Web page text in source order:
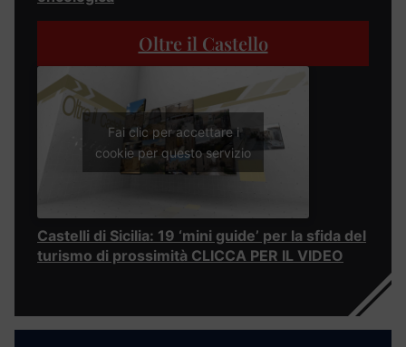
Oltre il Castello
Fai clic per accettare i
cookie per questo servizio
Castelli di Sicilia: 19 ‘mini guide’ per la sfida del
turismo di prossimità CLICCA PER IL VIDEO